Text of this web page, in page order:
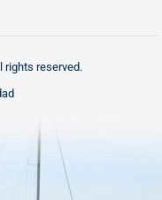
rights reserved.